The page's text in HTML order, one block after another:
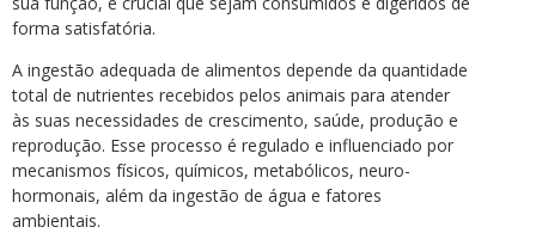
forma satisfatória.
A ingestão adequada de alimentos depende da quantidade
total de nutrientes recebidos pelos animais para atender
às suas necessidades de crescimento, saúde, produção e
reprodução. Esse processo é regulado e influenciado por
mecanismos físicos, químicos, metabólicos, neuro-
hormonais, além da ingestão de água e fatores
ambientais.